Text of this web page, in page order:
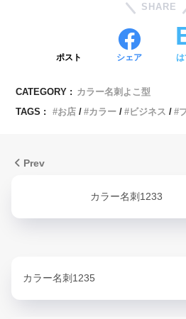
SHARE
ポスト シェア
CATEGORY : カラー名刺よこ型
TAGS :
お店 カラー ビジネス
Prev
カラー名刺1233
カラー名刺1235